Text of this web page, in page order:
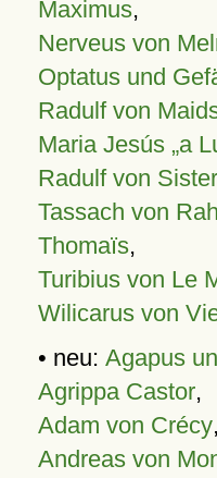
Maximus,
Nerveus von
Optatus und
Radulf von
Maria Jesús „a
Radulf von
Tassach von
Thomaïs,
Turibius von Le
Wilicarus von
• neu: Agapus
Agrippa Castor,
Adam von Crécy,
Andreas von